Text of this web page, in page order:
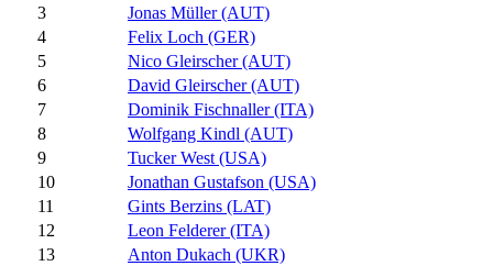
3
Jonas Müller (AUT)
4
Felix Loch (GER)
5
Nico Gleirscher (AUT)
6
David Gleirscher (AUT)
7
Dominik Fischnaller (ITA)
8
Wolfgang Kindl (AUT)
9
Tucker West (USA)
10
Jonathan Gustafson (USA)
11
Gints Berzins (LAT)
12
Leon Felderer (ITA)
13
Anton Dukach (UKR)